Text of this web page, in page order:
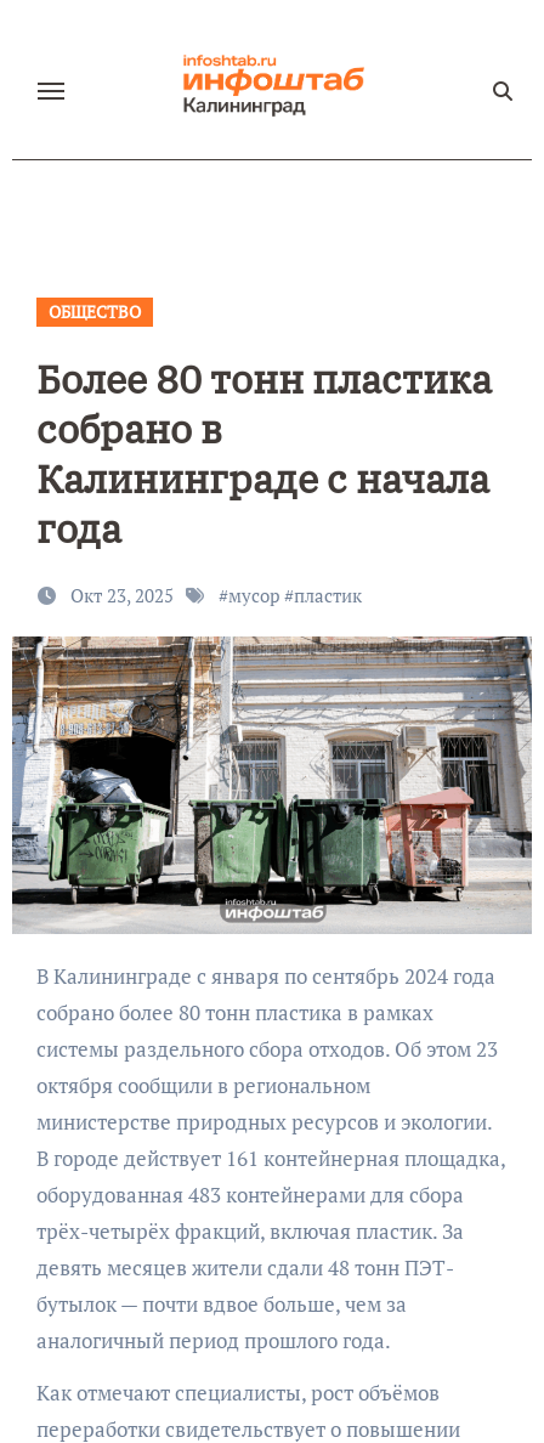
содержанию
ОБЩЕСТВО
Более 80 тонн пластика
собрано в
Калининграде с начала
года
Окт 23, 2025 #мусор#пластик
В Калининграде с января по сентябрь 2024 года
собрано более 80 тонн пластика в рамках
системы раздельного сбора отходов. Об этом 23
октября сообщили в региональном
министерстве природных ресурсов и экологии.
В городе действует 161 контейнерная площадка,
оборудованная 483 контейнерами для сбора
трёх-четырёх фракций, включая пластик. За
девять месяцев жители сдали 48 тонн ПЭТ-
бутылок — почти вдвое больше, чем за
аналогичный период прошлого года.
Как отмечают специалисты, рост объёмов
переработки свидетельствует о повышении